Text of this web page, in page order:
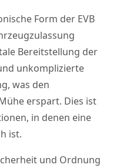
Form der EVB
Bereitstellung der
unkomplizierte
was den
erspart. Dies ist
in denen eine
ist.
und Ordnung